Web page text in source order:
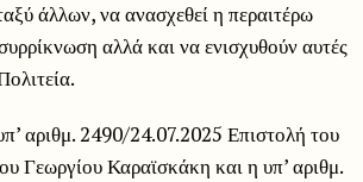
άλλων, να ανασχεθεί η περαιτέρω
αλλά και να ενισχυθούν αυτές
αριθμ. 2490/24.07.2025 Επιστολή του
Γεωργίου Καραϊσκάκη και η υπ’ αριθμ.